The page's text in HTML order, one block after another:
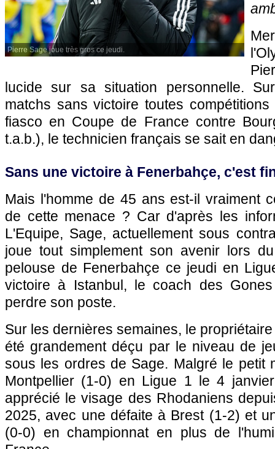
Pierre Sage joue très gros ce jeudi.
lucide sur sa situation personnelle.
matchs sans victoire toutes
fiasco en Coupe de France contre
t.a.b.), le technicien français se sait en
Sans une victoire à Fenerbahçe, c'est
Mais l'homme de 45 ans est-il vraiment
de cette menace ? Car d'après les
L'Equipe, Sage, actuellement sous
joue tout simplement son avenir lors
pelouse de Fenerbahçe ce jeudi en
victoire à Istanbul, le coach des
perdre son poste.
Sur les dernières semaines, le
été grandement déçu par le niveau de
sous les ordres de Sage. Malgré le petit
Montpellier (1-0) en Ligue 1 le 4
apprécié le visage des Rhodaniens
2025, avec une défaite à Brest (1-2) et
(0-0) en championnat en plus de